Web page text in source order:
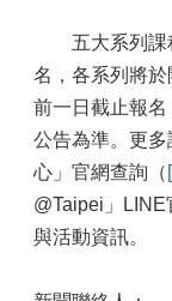
五大系列課程
名，各系列將
前一日截止報
公告為準。更
心」官網查詢（
@Taipei」
與活動資訊。